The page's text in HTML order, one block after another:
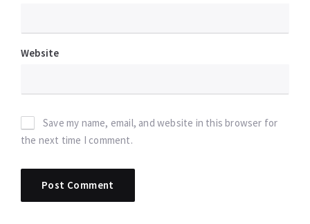
Website
Save my name, email, and website in this browser for
the next time I comment.